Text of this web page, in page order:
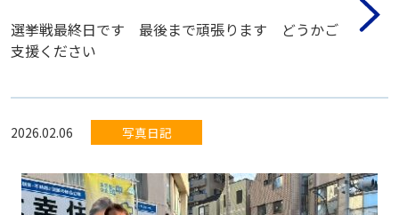
選挙戦最終日です 最後まで頑張ります どうかご
支援ください
2026.02.06 写真日記